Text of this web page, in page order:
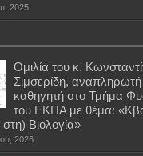
2025
Oμιλία του κ.
Σιμσερίδη, αναπληρωτή
καθηγητή στο Τμήμα
του ΕΚΠΑ με θέμα:
Βιολογία»
2026